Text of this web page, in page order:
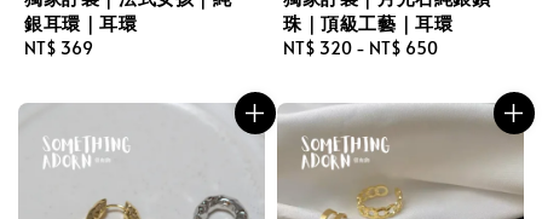
銀耳環｜耳環
Regular
NT$ 369
珠｜頂級工藝｜耳環
Regular
NT$ 320 - NT$ 650